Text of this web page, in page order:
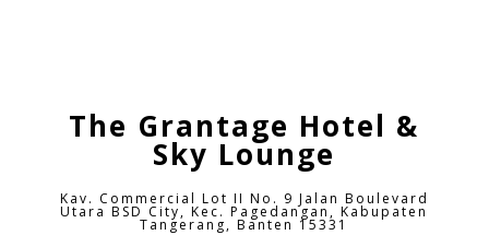
The Grantage Hotel &
Sky Lounge
Kav. Commercial Lot II No. 9 Jalan Boulevard
Utara BSD City,Kec. Pagedangan, Kabupaten
Tangerang, Banten 15331